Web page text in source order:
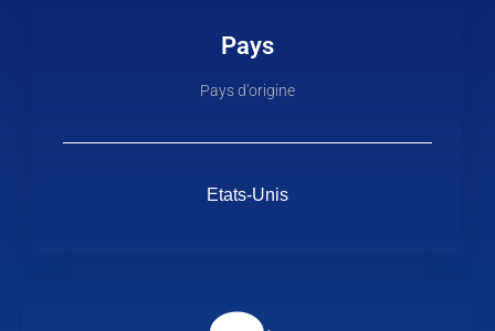
Pays
Pays d'origine
Etats-Unis